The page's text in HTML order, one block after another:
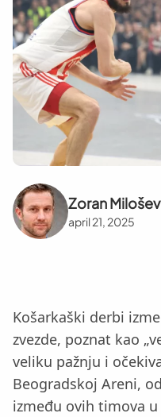
Zoran
april 21, 2025
Košarkaški derbi
zvezde, poznat kao
veliku pažnju i
Beogradskoj Areni,
između ovih timova